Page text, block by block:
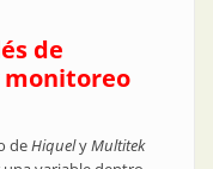
de
monitoreo
deHiquelyMultitek